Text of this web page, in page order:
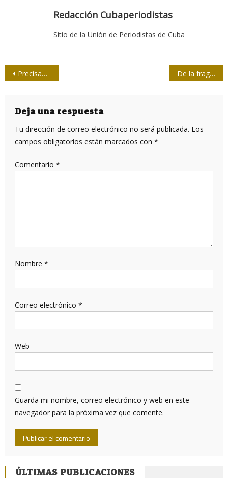
Redacción Cubaperiodistas
Sitio de la Unión de Periodistas de Cuba
Navegación
entradas
Precisan agenda del próximo Pleno Ampliado del Comité Nacional de la Upec De la fragua, quehaceres y urgencias de nuestra prensa
Deja una respuesta
Tu dirección de correo electrónico no será publicada. Los
campos obligatorios están marcados con *
Comentario *
Nombre *
Correo electrónico *
Web
Guarda mi nombre, correo electrónico y web en este
navegador para la próxima vez que comente.
ÚLTIMAS PUBLICACIONES